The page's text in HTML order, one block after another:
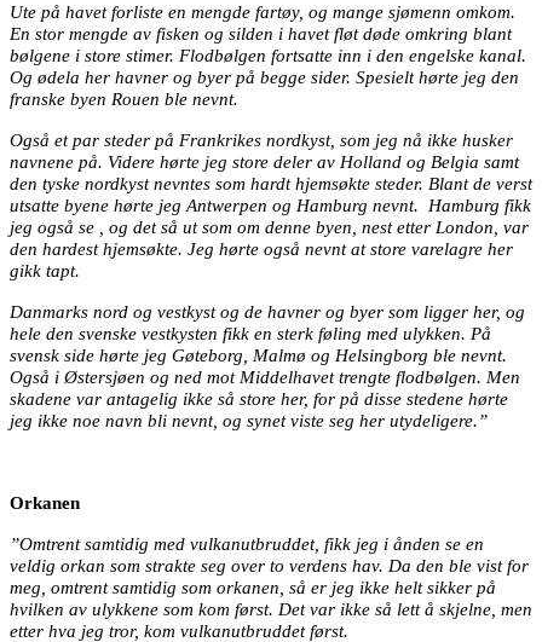
Ute på havet forliste en mengde fartøy, og mange sjømenn omkom.
En stor mengde av fisken og silden i havet fløt døde omkring blant
bølgene i store stimer. Flodbølgen fortsatte inn i den engelske kanal.
Og ødela her havner og byer på begge sider. Spesielt hørte jeg den
franske byen Rouen ble nevnt.
Også et par steder på Frankrikes nordkyst, som jeg nå ikke husker
navnene på. Videre hørte jeg store deler av Holland og Belgia samt
den tyske nordkyst nevntes som hardt hjemsøkte steder. Blant de verst
utsatte byene hørte jeg Antwerpen og Hamburg nevnt.
Hamburg fikk
jeg også se , og det så ut som om denne byen, nest etter London, var
den hardest hjemsøkte. Jeg hørte også nevnt at store varelagre her
gikk tapt.
Danmarks nord og vestkyst og de havner og byer som ligger her, og
hele den svenske vestkysten fikk en sterk føling med ulykken. På
svensk side hørte jeg Gøteborg, Malmø og Helsingborg ble nevnt.
Også i Østersjøen og ned mot Middelhavet trengte flodbølgen. Men
skadene var antagelig ikke så store her, for på disse stedene hørte
jeg ikke noe navn bli nevnt, og synet viste seg her utydeligere.”
Orkanen
”Omtrent samtidig med vulkanutbruddet, fikk jeg i ånden se en
veldig orkan som strakte seg over to verdens hav. Da den ble vist for
meg, omtrent samtidig som orkanen, så er jeg ikke helt sikker på
hvilken av ulykkene som kom først. Det var ikke så lett å skjelne, men
etter hva jeg tror, kom vulkanutbruddet først.